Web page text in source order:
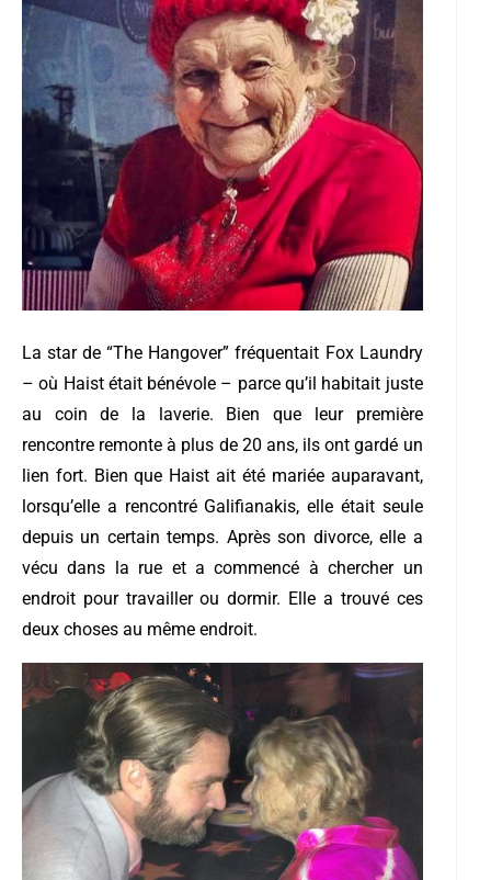
La star de “The Hangover” fréquentait Fox Laundry
– où Haist était bénévole – parce qu’il habitait juste
au coin de la laverie. Bien que leur première
rencontre remonte à plus de 20 ans, ils ont gardé un
lien fort. Bien que Haist ait été mariée auparavant,
lorsqu’elle a rencontré Galifianakis, elle était seule
depuis un certain temps. Après son divorce, elle a
vécu dans la rue et a commencé à chercher un
endroit pour travailler ou dormir. Elle a trouvé ces
deux choses au même endroit.